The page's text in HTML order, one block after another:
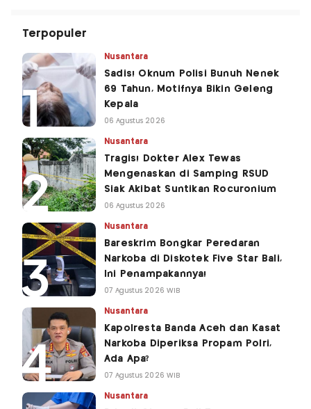
Terpopuler
Nusantara
Sadis! Oknum Polisi Bunuh Nenek
69 Tahun, Motifnya Bikin Geleng
Kepala
06 Agustus 2026
Nusantara
Tragis! Dokter Alex Tewas
Mengenaskan di Samping RSUD
Siak Akibat Suntikan Rocuronium
06 Agustus 2026
Nusantara
Bareskrim Bongkar Peredaran
Narkoba di Diskotek Five Star Bali,
Ini Penampakannya!
07 Agustus 2026 WIB
Nusantara
Kapolresta Banda Aceh dan Kasat
Narkoba Diperiksa Propam Polri,
Ada Apa?
07 Agustus 2026 WIB
Nusantara